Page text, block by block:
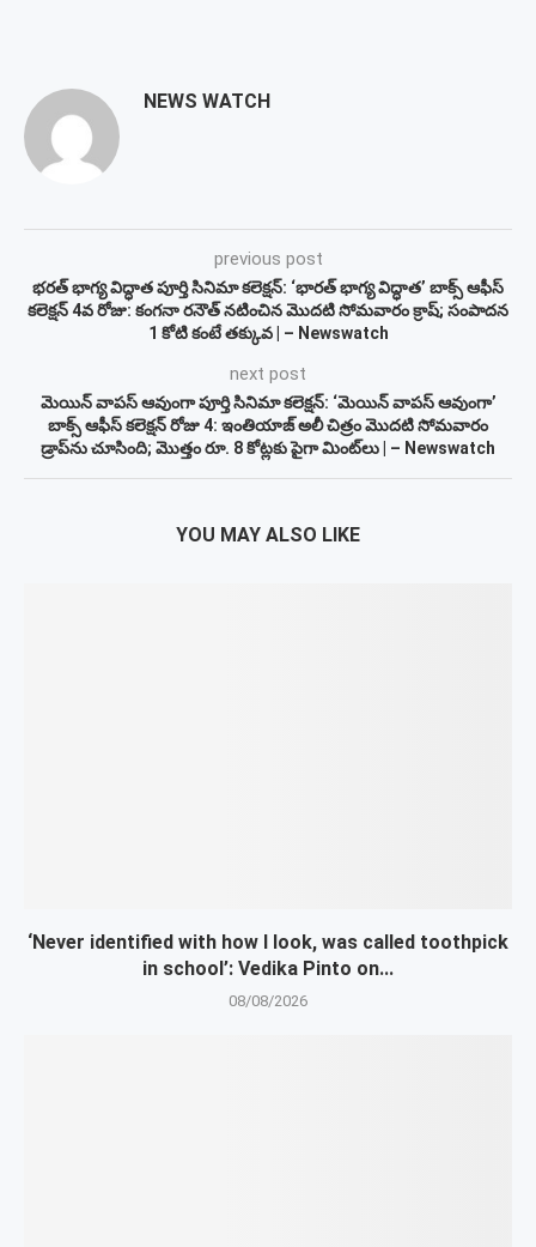
NEWS WATCH
previous post
భరత్ భాగ్య విద్ధాత పూర్తి సినిమా కలెక్షన్: ‘భారత్ భాగ్య విద్ధాత’ బాక్స్ ఆఫీస్
కలెక్షన్ 4వ రోజు: కంగనా రనౌత్ నటించిన మొదటి సోమవారం క్రాష్; సంపాదన
1 కోటి కంటే తక్కువ | – Newswatch
next post
మెయిన్ వాపస్ ఆవుంగా పూర్తి సినిమా కలెక్షన్: ‘మెయిన్ వాపస్ ఆవుంగా’
బాక్స్ ఆఫీస్ కలెక్షన్ రోజు 4: ఇంతియాజ్ అలీ చిత్రం మొదటి సోమవారం
డ్రాప్‌ను చూసింది; మొత్తం రూ. 8 కోట్లకు పైగా మింట్‌లు | – Newswatch
YOU MAY ALSO LIKE
‘Never identified with how I look, was called toothpick
in school’: Vedika Pinto on...
08/08/2026